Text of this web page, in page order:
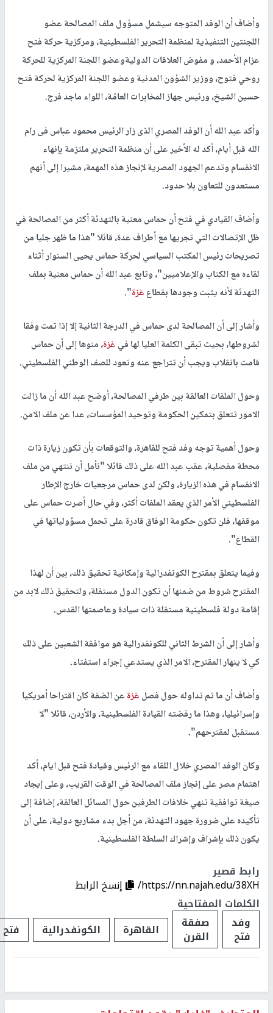
وأضاف أن الوفد المتوجه سيشمل مسؤول ملف المصالحة عضو
اللجنتين التنفيذية لمنظمة التحرير الفلسطينية، ومركزية حركة فتح
عزام الأحمد، و مفوض العلاقات الدوليةوعضو اللجنة المركزية للحركة
روحي فتوح، ووزير الشؤون المدنية وعضو اللجنة المركزية لحركة فتح
حسين الشيخ، ورئيس جهاز المخابرات العامّة، اللواء ماجد فرج.
وأكد عبد الله أن الوفد المصري الذى زار الرئيس محمود عباس فى رام
الله قبل أيام، أكد له الأخير على أن منظمة التحرير ملتزمة بإنهاء
الانقسام وتدعم الجهود المصرية لإنجاز هذه المهمة، مشيرا إلى أنهم
مستعدون للتعاون بلا حدود.
وأضاف القيادي في فتح أن حماس معنية بالتهدئة أكثر من المصالحة في
ظل الإتصالات التي تجريها مع أطراف عدة، قائلا "هذا ما ظهر جليا من
تصريحات رئيس المكتب السياسي لحركة حماس يحيى السنوار أثناء
لقاءه مع الكتاب والإعلاميين"، وتابع عبد الله أن حماس معنية بملف
التهدئة لأنه يثبت وجودها بقطاعغزة".
وأشار إلى أن المصالحة لدى حماس في الدرجة الثانية إلا إذا تمت وفقا
لشروطها، بحيث تبقى الكلمة العليا لها فيغزة، منوها إلى أن حماس
قامت بانقلاب ويجب أن تتراجع عنه وتعود للصف الوطني الفلسطيني.
وحول الملفات العالقة بين طرفي المصالحة، أوضح عبد الله أن ما زالت
الامور تتعلق بتمكين الحكومة وتوحيد المؤسسات، عدا عن ملف الامن.
وحول أهمية توجه وفد فتح للقاهرة، والتوقعات بأن تكون زيارة ذات
محطة مفصلية، عقب عبد الله على ذلك قائلا "نأمل أن ننتهي من ملف
الانقسام في هذه الزيارة، ولكن لدى حماس مرجعيات خارج الإطار
الفلسطيني الأمر الذي يعقد الملفات أكثر، وفي حال أصرت حماس على
موقفها، فلن تكون حكومة الوفاق قادرة على تحمل مسؤولياتها في
القطاع".
وفيما يتعلق بمقترح الكونفدرالية وإمكانية تحقيق ذلك، بين أن لهذا
المقترح شروط من ضمنها أن تكون الدول مستقلة، ولتحقيق ذلك لابد من
إقامة دولة فلسطينية مستقلة ذات سيادة وعاصمتها القدس.
وأشار إلى أن الشرط الثاني للكونفدرالية هو موافقة الشعبين على ذلك
كي لا ينهار المقترح، الامر الذي يستدعي إجراء استفتاء.
وأضاف أن ما تم تداوله حول فصلغزةعن الضفة كان اقتراحا أمريكيا
وإسرائيليا، وهذا ما رفضته القيادة الفلسطينية، والأردن، قائلا "لا
مستقبل لمقترحهم".
وكان الوفد المصري خلال اللقاء مع الرئيس وقيادة فتح قبل ايام، أكد
اهتمام مصر على إنجاز ملف المصالحة في الوقت القريب، وعلى إيجاد
صيغة توافقية تنهي خلافات الطرفين حول المسائل العالقة، إضافة إلى
تأكيده على ضرورة جهود التهدئة، من أجل بدء مشاريع دولية، على أن
يكون ذلك بإشراف وإشراك السلطة الفلسطينية.
رابط قصير
https://nn.najah.edu/38XH/
إنسخ الرابط
الكلمات المفتاحية
وفد
فتح
صفقة
القرن القاهرة الكونفدرالية فتح